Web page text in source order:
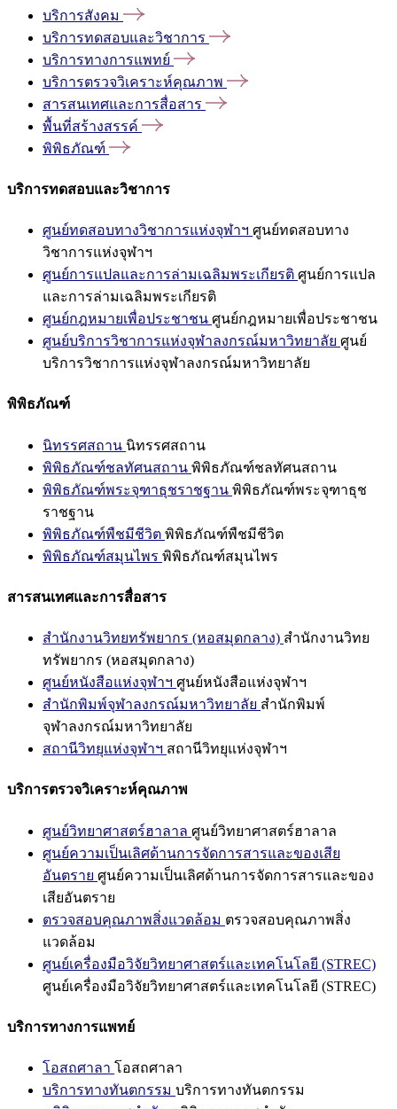
บริการสังคม
บริการทดสอบและวิชาการ
บริการทางการแพทย์
บริการตรวจวิเคราะห์คุณภาพ
สารสนเทศและการสื่อสาร
พื้นที่สร้างสรรค์
พิพิธภัณฑ์
บริการทดสอบและวิชาการ
ศูนย์ทดสอบทางวิชาการแห่งจุฬาฯ ศูนย์ทดสอบทาง
วิชาการแห่งจุฬาฯ
ศูนย์การแปลและการล่ามเฉลิมพระเกียรติ ศูนย์การแปล
และการล่ามเฉลิมพระเกียรติ
ศูนย์กฎหมายเพื่อประชาชน ศูนย์กฎหมายเพื่อประชาชน
ศูนย์บริการวิชาการแห่งจุฬาลงกรณ์มหาวิทยาลัย ศูนย์
บริการวิชาการแห่งจุฬาลงกรณ์มหาวิทยาลัย
พิพิธภัณฑ์
นิทรรศสถาน นิทรรศสถาน
พิพิธภัณฑ์ชลทัศนสถาน พิพิธภัณฑ์ชลทัศนสถาน
พิพิธภัณฑ์พระจุฑาธุชราชฐาน พิพิธภัณฑ์พระจุฑาธุช
ราชฐาน
พิพิธภัณฑ์พืชมีชีวิต พิพิธภัณฑ์พืชมีชีวิต
พิพิธภัณฑ์สมุนไพร พิพิธภัณฑ์สมุนไพร
สารสนเทศและการสื่อสาร
สำนักงานวิทยทรัพยากร (หอสมุดกลาง) สำนักงานวิทย
ทรัพยากร (หอสมุดกลาง)
ศูนย์หนังสือแห่งจุฬาฯ ศูนย์หนังสือแห่งจุฬาฯ
สำนักพิมพ์จุฬาลงกรณ์มหาวิทยาลัย สำนักพิมพ์
จุฬาลงกรณ์มหาวิทยาลัย
สถานีวิทยุแห่งจุฬาฯ สถานีวิทยุแห่งจุฬาฯ
บริการตรวจวิเคราะห์คุณภาพ
ศูนย์วิทยาศาสตร์ฮาลาล ศูนย์วิทยาศาสตร์ฮาลาล
ศูนย์ความเป็นเลิศด้านการจัดการสารและของเสีย
อันตราย ศูนย์ความเป็นเลิศด้านการจัดการสารและของ
เสียอันตราย
ตรวจสอบคุณภาพสิ่งแวดล้อม ตรวจสอบคุณภาพสิ่ง
แวดล้อม
ศูนย์เครื่องมือวิจัยวิทยาศาสตร์และเทคโนโลยี (STREC)
ศูนย์เครื่องมือวิจัยวิทยาศาสตร์และเทคโนโลยี (STREC)
บริการทางการแพทย์
โอสถศาลา โอสถศาลา
บริการทางทันตกรรม บริการทางทันตกรรม